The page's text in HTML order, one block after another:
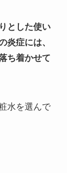
とした使い
炎症には、
ち着かせて
水を選んで